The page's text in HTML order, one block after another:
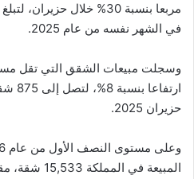
في الشهر نفسه من عام 2025.
حزيران 2025.